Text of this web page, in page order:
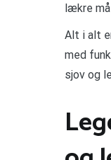
lækre
Alt i alt
med
sjov og